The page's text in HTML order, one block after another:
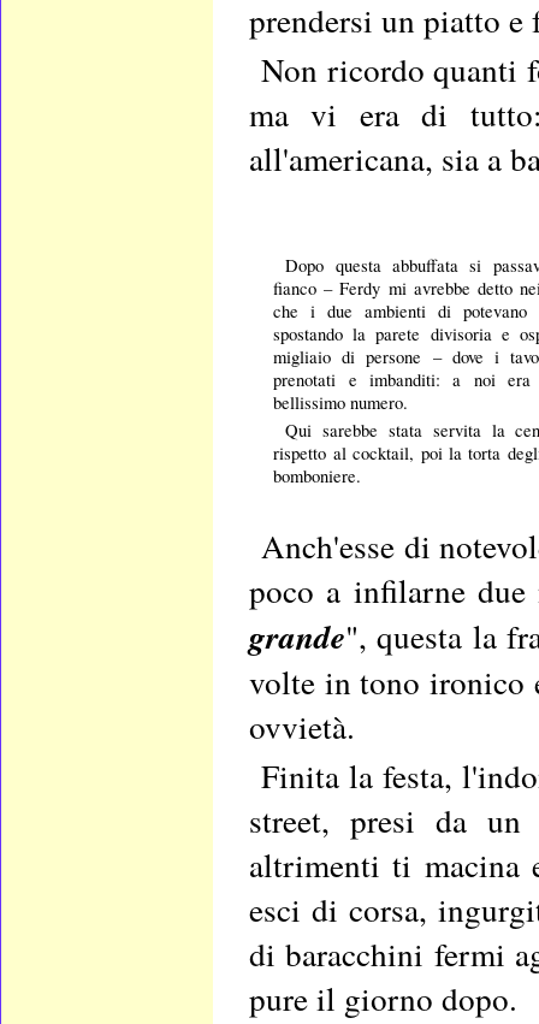
prendersi un piatto
Non ricordo quanti
ma vi era di tutto:
all'americana, sia a
Dopo questa abbuffata si
fianco – Ferdy mi avrebbe detto
che i due ambienti di potevano
spostando la parete divisoria e
migliaio di persone – dove i
prenotati e imbanditi: a noi
bellissimo numero.
Qui sarebbe stata servita la
rispetto al cocktail, poi la torta
bomboniere.
Anch'esse di
poco a infilarne
grande", questa la
volte in tono ironico
ovvietà.
Finita la festa,
street, presi da un
altrimenti ti
esci di corsa,
di baracchini fermi
pure il giorno dopo.